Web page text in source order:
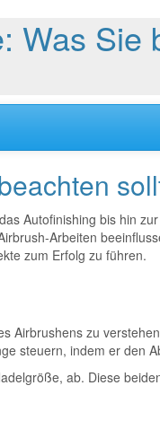
Was Sie
Autofinishing bis hin
Arbeiten
zum Erfolg zu führen.
Airbrushens zu
steuern, indem er den
ab. Diese